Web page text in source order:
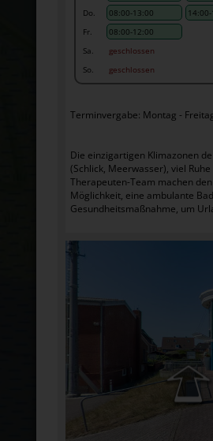
Do.
08:00-13:00
Fr.
08:00-12:00
Sa.
geschlossen
So.
geschlossen
Terminvergabe: Montag -
Die einzigartigen Klimazonen
(Schlick, Meerwasser), viel
Therapeuten-Team machen
Möglichkeit, eine ambulante
Gesundheitsmaßnahme, um